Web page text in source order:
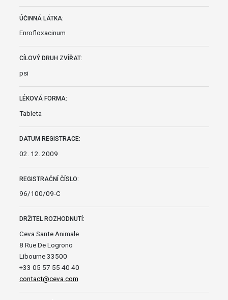
ÚČINNÁ LÁTKA:
Enrofloxacinum
CÍLOVÝ DRUH ZVÍŘAT:
psi
LÉKOVÁ FORMA:
Tableta
DATUM REGISTRACE:
02. 12. 2009
REGISTRAČNÍ ČÍSLO:
96/100/09-C
DRŽITEL ROZHODNUTÍ:
Ceva Sante Animale
8 Rue De Logrono
Libourne 33500
+33 05 57 55 40 40
contact@ceva.com